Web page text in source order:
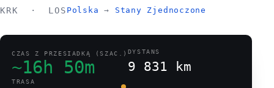
KRK · LOS Polska → Stany Zjednoczone
CZAS Z PRZESIADKĄ (SZAC.)
~16h 50m
DYSTANS
9 831 km
TRASA